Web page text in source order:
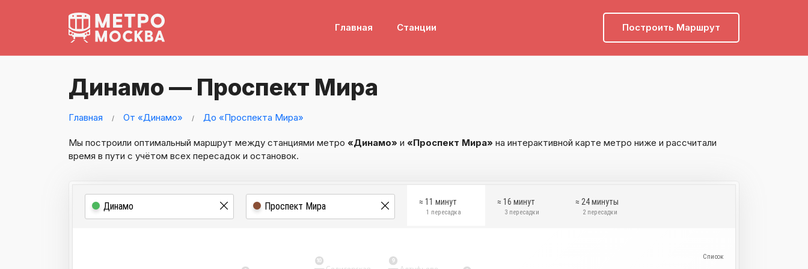
Главная Станции Построить Маршрут
Динамо — Проспект Мира
Главная От «Динамо» До «Проспекта Мира»
Мы построили оптимальный маршрут между станциями метро «Динамо» и «Проспект Мира» на интерактивной карте метро ниже и рассчитали
время в пути с учётом всех пересадок и остановок.
≈ 11 минут
1 пересадка
≈ 16 минут
3 пересадки
≈ 24 минуты
2 пересадки
9
10